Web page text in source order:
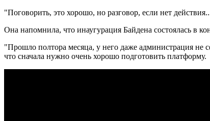
"Поговорить, это хорошо, но разговор, если нет
Она напомнила, что инаугурация Байдена состоялась в
"Прошло полтора месяца, у него даже администрация не
что сначала нужно очень хорошо подготовить платформу.